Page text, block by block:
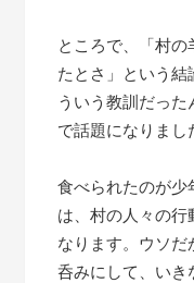
ところで、「村
たとさ」という
ういう教訓だっ
で話題になりまし
食べられたのが少
は、村の人々の行
なります。ウソ
呑みにして、い